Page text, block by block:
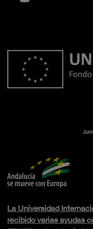
La Universidad
recibido varias ayudas